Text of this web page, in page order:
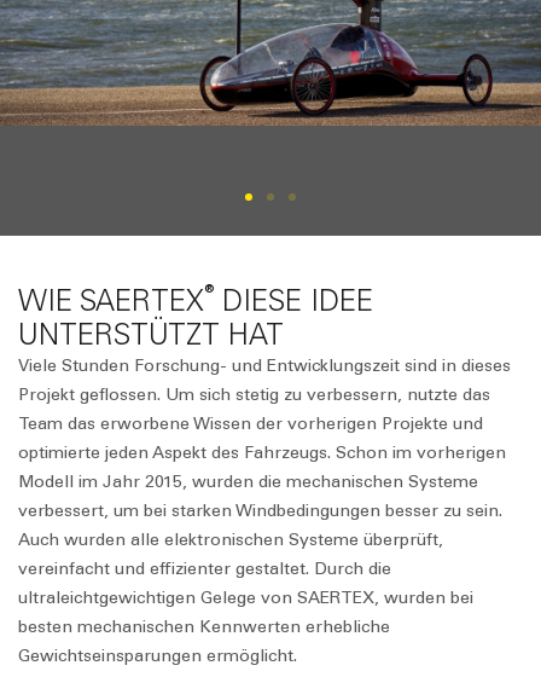
WIE SAERTEX® DIESE IDEE
UNTERSTÜTZT HAT
Viele Stunden Forschung- und Entwicklungszeit sind in dieses
Projekt geflossen. Um sich stetig zu verbessern, nutzte das
Team das erworbene Wissen der vorherigen Projekte und
optimierte jeden Aspekt des Fahrzeugs. Schon im vorherigen
Modell im Jahr 2015, wurden die mechanischen Systeme
verbessert, um bei starken Windbedingungen besser zu sein.
Auch wurden alle elektronischen Systeme überprüft,
vereinfacht und effizienter gestaltet. Durch die
ultraleichtgewichtigen Gelege von SAERTEX, wurden bei
besten mechanischen Kennwerten erhebliche
Gewichtseinsparungen ermöglicht.